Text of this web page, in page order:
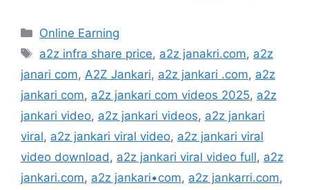
Categories
Online Earning
Tags
a2z infra share price, a2z janakri.com, a2z
janari com, A2Z Jankari, a2z jankari .com, a2z
jankari com, a2z jankari com videos 2025, a2z
jankari video, a2z jankari videos, a2z jankari
viral, a2z jankari viral video, a2z jankari viral
video download , a2z jankari viral video full, a2z
jankari.com, a2z jankari•com, a2z jankarri.com,